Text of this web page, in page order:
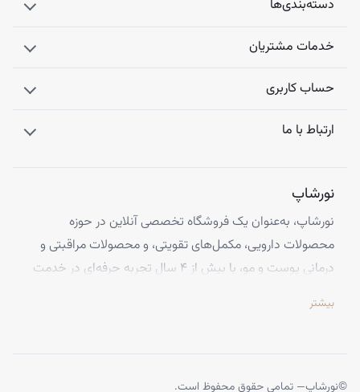
دسته‌بندی‌ها
خدمات مشتریان
حساب کاربری
ارتباط با ما
نورشاپ
نورشاپ، به‌عنوان یک فروشگاه تخصصی آنلاین در حوزه
محصولات دارویی، مکمل‌های تقویتی، و محصولات مراقبتی و
درمانی پوست و مو، با بیش از ۴ سال تجربه حرفه‌ای در خدمت
برندهای اروپایی تهیه کرده و اصالت کالاها را با ضمانت کامل
برتر جهانی برخوردارند، تا بتوانید با اطمینان کامل، تجربه‌ای
بیشتر
©نورشاپ— تمامی حقوق محفوظ است.